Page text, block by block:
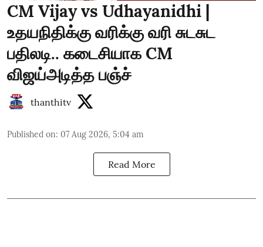
CM Vijay vs Udhayanidhi |
உதயநிதிக்கு வரிக்கு வரி சுடசுட
பதிலடி.. கடைசியாக CM
விஜய்அடித்த பஞ்ச்
thanthitv
Published on: 07 Aug 2026, 5:04 am
Read More